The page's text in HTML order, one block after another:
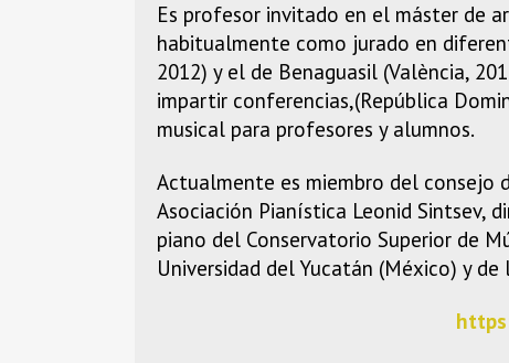
Es profesor invitado en el máster de
habitualmente como jurado en
2012) y el de Benaguasil (València,
impartir conferencias,(República
musical para profesores y alumnos.
Actualmente es miembro del consejo
Asociación Pianística Leonid Sintsev,
piano del Conservatorio Superior de
Universidad del Yucatán (México) y